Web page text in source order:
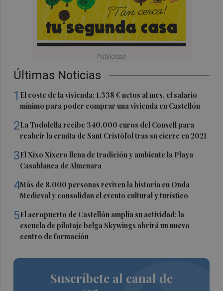
Últimas Noticias
1 El coste de la vivienda: 1.338 € netos al mes, el salario
mínimo para poder comprar una vivienda en Castellón
2La Todolella recibe 340.000 euros del Consell para
reabrir la ermita de Sant Cristòfol tras su cierre en 2021
3El Xixo Xixero llena de tradición y ambiente la Playa
Casablanca de Almenara
4Más de 8.000 personas reviven la historia en Onda
Medieval y consolidan el evento cultural y turístico
5El aeropuerto de Castellón amplía su actividad: la
escuela de pilotaje belga Skywings abrirá un nuevo
centro de formación
Suscríbete al canal de